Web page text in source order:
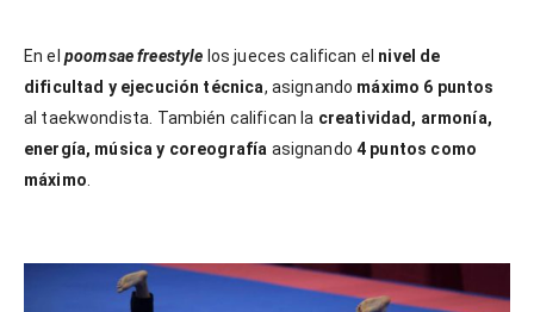
En el poomsae freestyle los jueces califican el nivel de
dificultad y ejecución técnica, asignando máximo 6 puntos
al taekwondista. También califican la creatividad, armonía,
energía, música y coreografía asignando4 puntos como
máximo